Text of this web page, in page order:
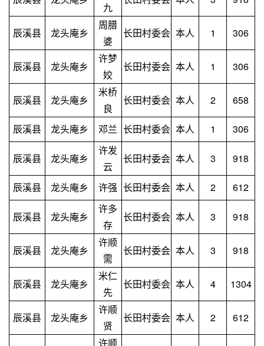
九
辰溪县 龙头庵乡
周腊
婆
长田村委会 本人 1 306
辰溪县 龙头庵乡
许梦
姣
长田村委会 本人 1 306
辰溪县 龙头庵乡
米桥
良
长田村委会 本人 2 658
辰溪县 龙头庵乡 邓兰 长田村委会 本人 1 306
辰溪县 龙头庵乡
许发
云
长田村委会 本人 3 918
辰溪县 龙头庵乡 许强 长田村委会 本人 2 612
辰溪县 龙头庵乡
许多
存
长田村委会 本人 3 918
辰溪县 龙头庵乡
许顺
需
长田村委会 本人 3 918
辰溪县 龙头庵乡
米仁
先
长田村委会 本人 4 1304
辰溪县 龙头庵乡
许顺
贤
长田村委会 本人 2 612
许顺